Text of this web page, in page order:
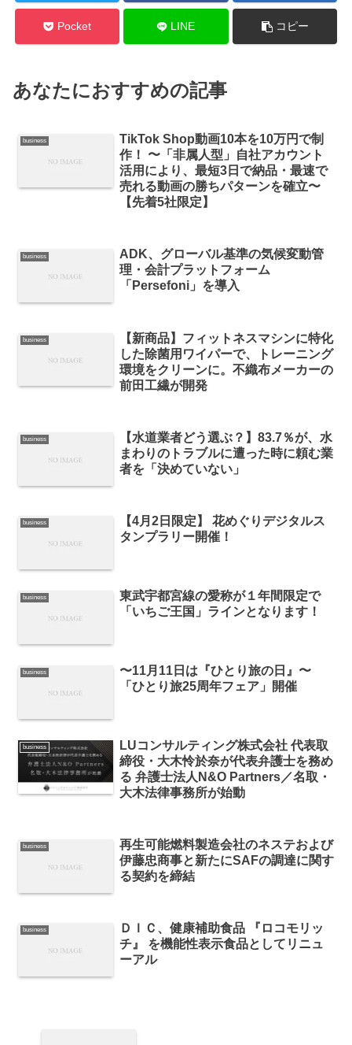
Pocket LINE コピー
あなたにおすすめの記事
business
TikTok Shop動画10本を10万円で制
作！ 〜「非属人型」自社アカウント
活用により、最短3日で納品・最速で
売れる動画の勝ちパターンを確立〜
【先着5社限定】
business
ADK、グローバル基準の気候変動管
理・会計プラットフォーム
「Persefoni」を導入
business
【新商品】フィットネスマシンに特化
した除菌用ワイパーで、トレーニング
環境をクリーンに。不織布メーカーの
前田工繊が開発
business
【水道業者どう選ぶ？】83.7％が、水
まわりのトラブルに遭った時に頼む業
者を「決めていない」
business
【4月2日限定】 花めぐりデジタルス
タンプラリー開催！
business
東武宇都宮線の愛称が１年間限定で
「いちご王国」ラインとなります！
business
〜11月11日は『ひとり旅の日』〜
「ひとり旅25周年フェア」開催
business
LUコンサルティング株式会社 代表取
締役・大木怜於奈が代表弁護士を務め
る 弁護士法人N&O Partners／名取・
大木法律事務所が始動
business
再生可能燃料製造会社のネステおよび
伊藤忠商事と新たにSAFの調達に関す
る契約を締結
business
ＤＩＣ、健康補助食品 『ロコモリッ
チ』 を機能性表示食品としてリニュ
ーアル